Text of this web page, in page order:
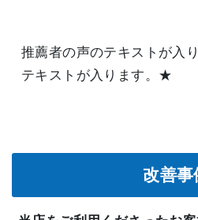
推薦者の声のテキストが入
テキストが入ります。★
改善事